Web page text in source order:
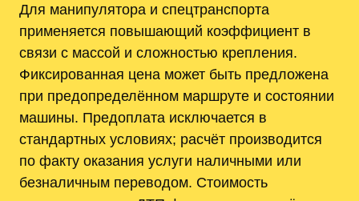
Для манипулятора и спецтранспорта
применяется повышающий коэффициент в
связи с массой и сложностью крепления.
Фиксированная цена может быть предложена
при предопределённом маршруте и состоянии
машины. Предоплата исключается в
стандартных условиях; расчёт производится
по факту оказания услуги наличными или
безналичным переводом. Стоимость